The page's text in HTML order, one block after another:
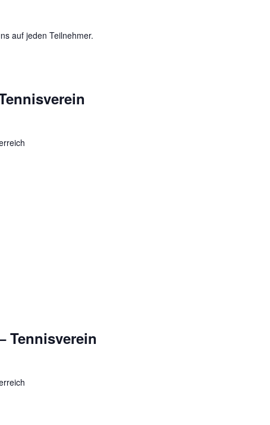
auf jeden Teilnehmer.
Tennisverein